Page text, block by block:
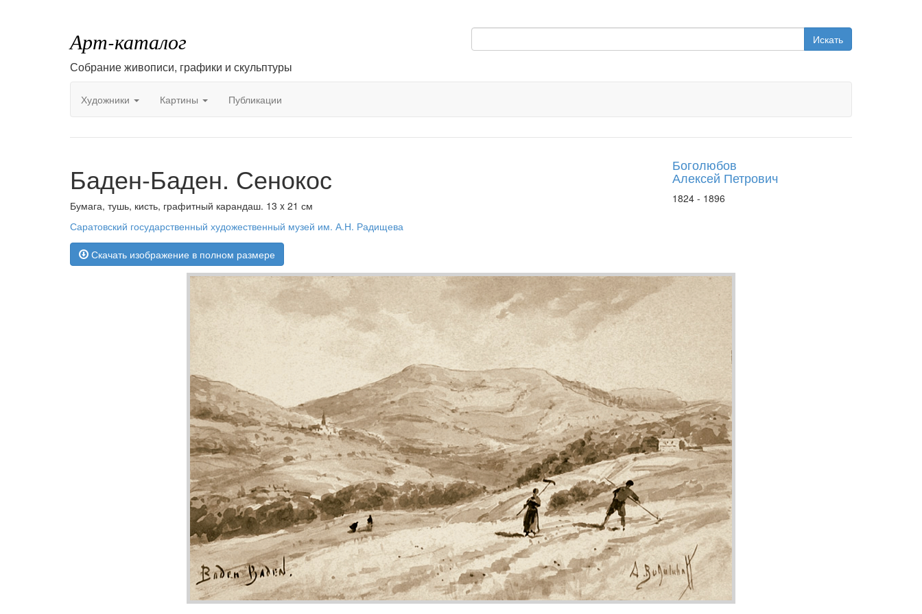
Арт-каталог
Собрание живописи, графики и скульптуры
Искать
Художники Картины Публикации
Баден-Баден. Сенокос
Бумага, тушь, кисть, графитный карандаш. 13 x 21 см
Саратовский государственный художественный музей им. А.Н. Радищева
Скачать изображение в полном размере
Боголюбов
Алексей Петрович
1824 - 1896